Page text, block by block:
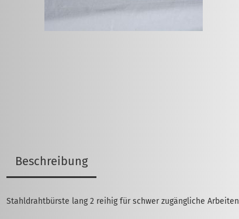
Beschreibung
Stahldrahtbürste lang 2 reihig für schwer zugängliche Arbeiten